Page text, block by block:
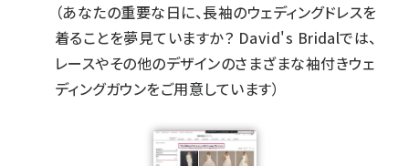
（あなたの重要な日に、長袖のウェディングドレスを
着ることを夢見ていますか？ David's Bridalでは、
レースやその他のデザインのさまざまな袖付きウェ
ディングガウンをご用意しています）